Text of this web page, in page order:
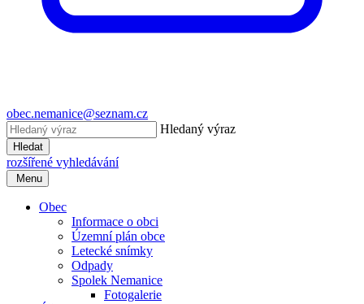
obec.nemanice@seznam.cz
Hledaný výraz
Hledat
rozšířené vyhledávání
Menu
Obec
Informace o obci
Územní plán obce
Letecké snímky
Odpady
Spolek Nemanice
Fotogalerie